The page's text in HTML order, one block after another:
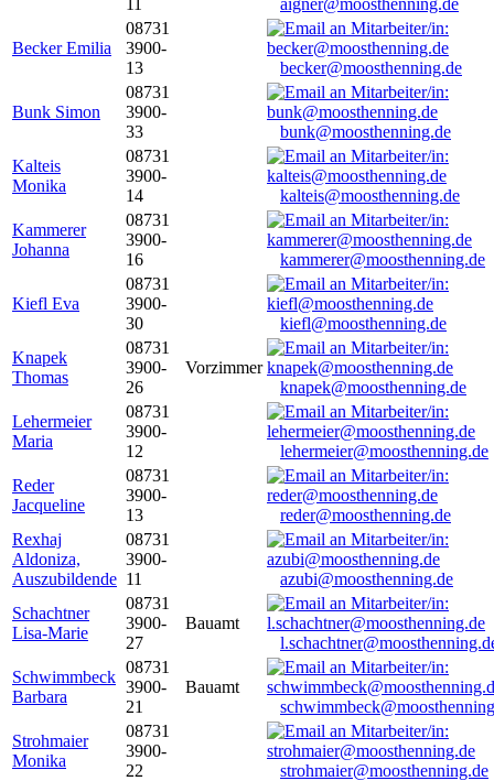
aigner@moosthenning.de
Becker Emilia
08731
3900-
13
becker@moosthenning.de
Bunk Simon
08731
3900-
33
bunk@moosthenning.de
Kalteis
Monika
08731
3900-
14
kalteis@moosthenning.de
Kammerer
Johanna
08731
3900-
16
kammerer@moosthenning.de
Kiefl Eva
08731
3900-
30
kiefl@moosthenning.de
Knapek
Thomas
08731
3900-
26
Vorzimmer
knapek@moosthenning.de
Lehermeier
Maria
08731
3900-
12
lehermeier@moosthenning.de
Reder
Jacqueline
08731
3900-
13
reder@moosthenning.de
Rexhaj
Aldoniza,
Auszubildende
08731
3900-
11
azubi@moosthenning.de
Schachtner
Lisa-Marie
08731
3900-
27
Bauamt
Schwimmbeck
Barbara
08731
3900-
21
Bauamt
Strohmaier
Monika
08731
3900-
22
strohmaier@moosthenning.de